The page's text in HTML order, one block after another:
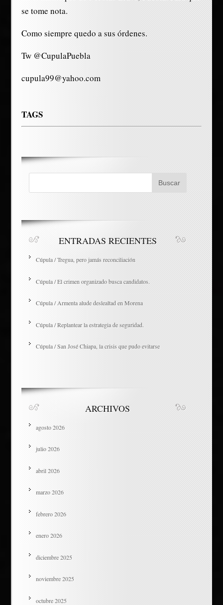
se tome nota.
Como siempre quedo a sus órdenes.
Tw @CupulaPuebla
cupula99@yahoo.com
TAGS
ENTRADAS RECIENTES
Cúpula / Tregua, pero jamás reconciliación
Cúpula / El crimen organizado busca candidatos.
Cúpula / Armenta alude deslealtad en Morena
Cúpula / Replantear la estrategia de seguridad.
Cúpula / San José Chiapa, la crisis que pudo evitarse
ARCHIVOS
agosto 2026
julio 2026
abril 2026
marzo 2026
febrero 2026
enero 2026
diciembre 2025
noviembre 2025
octubre 2025